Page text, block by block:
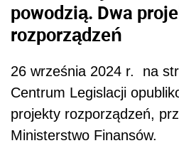
powodzią. Dwa
rozporządzeń
26 września 2024 r. na
Centrum Legislacji
projekty rozporządzeń,
Ministerstwo Finansów.